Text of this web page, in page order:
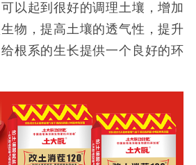
以起到很好的调理土壤，增加
物，提高土壤的透气性，提升
根系的生长提供一个良好的环